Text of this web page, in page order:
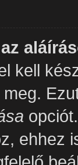
kell
ehhez